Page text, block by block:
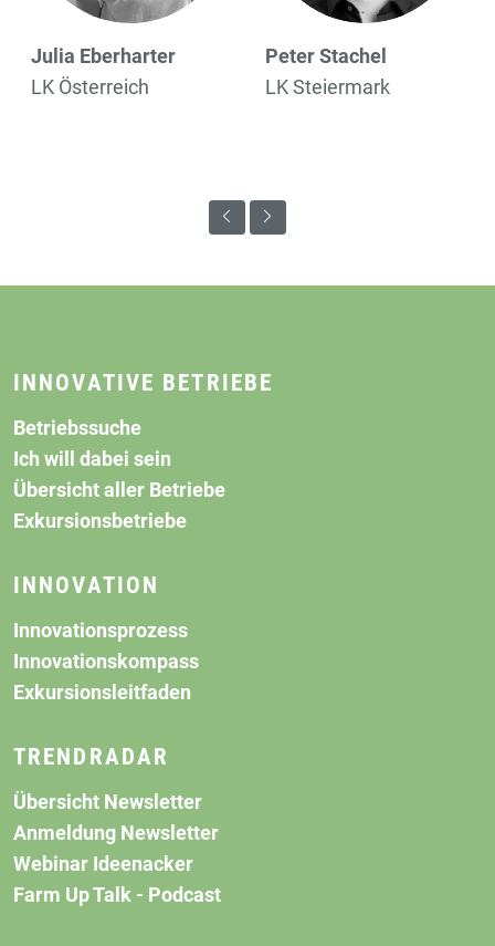
Julia Eberharter
LK Österreich
Peter Stachel
LK Steiermark
INNOVATIVE BETRIEBE
Betriebssuche
Ich will dabei sein
Übersicht aller Betriebe
Exkursionsbetriebe
INNOVATION
Innovationsprozess
Innovationskompass
Exkursionsleitfaden
TRENDRADAR
Übersicht Newsletter
Anmeldung Newsletter
Webinar Ideenacker
Farm Up Talk - Podcast